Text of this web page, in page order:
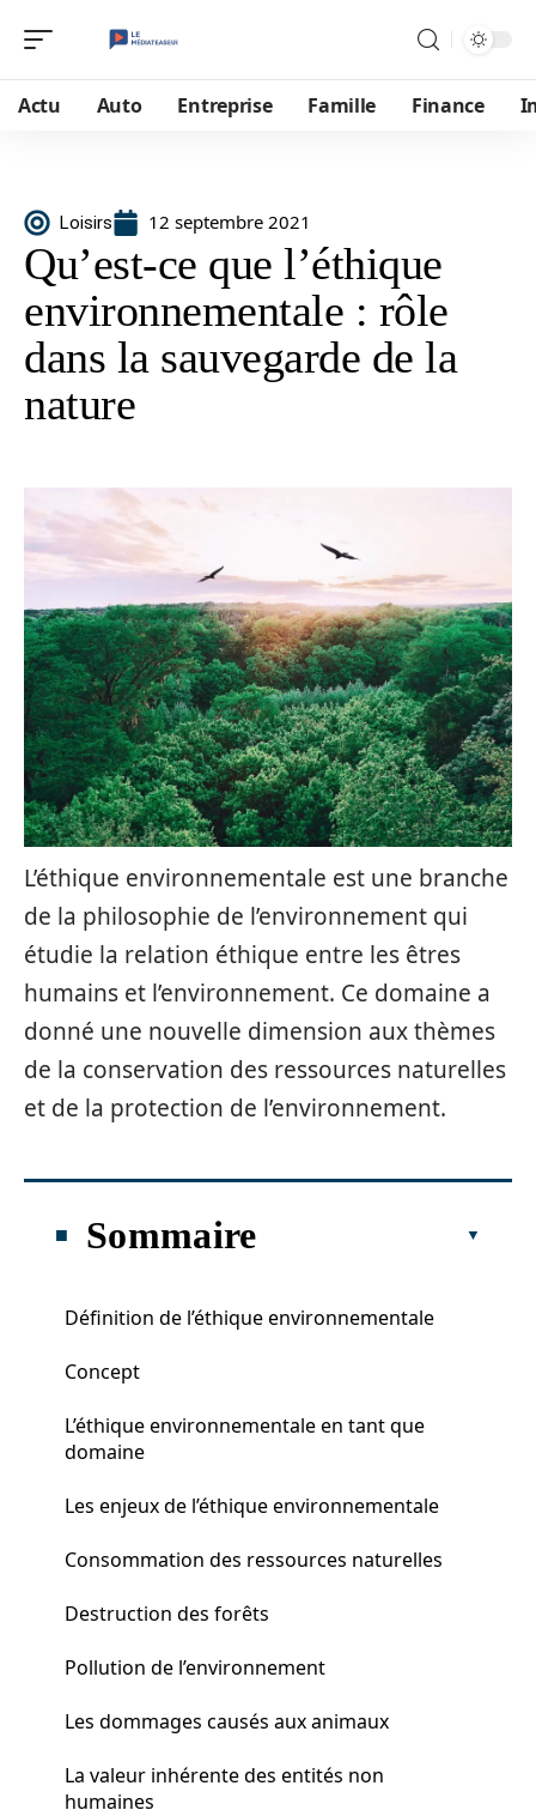
Actu Auto Entreprise Famille Finance
Loisirs 12 septembre 2021
Qu’est-ce que l’éthique
environnementale : rôle
dans la sauvegarde de la
nature
L’éthique environnementale est une branche
de la philosophie de l’environnement qui
étudie la relation éthique entre les êtres
humains et l’environnement. Ce domaine a
donné une nouvelle dimension aux thèmes
de la conservation des ressources naturelles
et de la protection de l’environnement.
Sommaire
Définition de l’éthique environnementale
Concept
L’éthique environnementale en tant que
domaine
Les enjeux de l’éthique environnementale
Consommation des ressources naturelles
Destruction des forêts
Pollution de l’environnement
Les dommages causés aux animaux
La valeur inhérente des entités non
humaines